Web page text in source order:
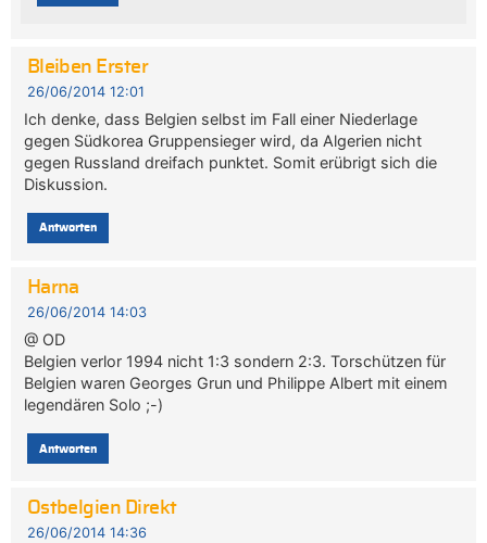
Bleiben Erster
26/06/2014 12:01
Ich denke, dass Belgien selbst im Fall einer Niederlage
gegen Südkorea Gruppensieger wird, da Algerien nicht
gegen Russland dreifach punktet. Somit erübrigt sich die
Diskussion.
Antworten
Harna
26/06/2014 14:03
@ OD
Belgien verlor 1994 nicht 1:3 sondern 2:3. Torschützen für
Belgien waren Georges Grun und Philippe Albert mit einem
legendären Solo ;-)
Antworten
Ostbelgien Direkt
26/06/2014 14:36